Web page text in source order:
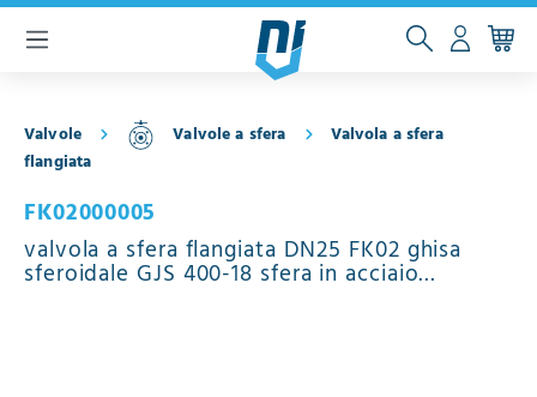
principale
Valvole Valvole a sfera
Valvola a sfera
flangiata
FK02000005
valvola a sfera flangiata DN25 FK02 ghisa
sferoidale GJS 400-18 sfera in acciaio